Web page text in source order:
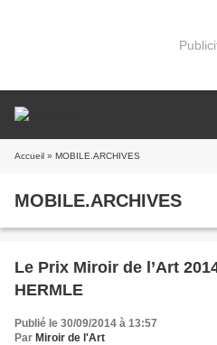
Accueil » MOBILE.ARCHIVES
MOBILE.ARCHIVES
Le Prix Miroir de l’Art
HERMLE
Publié le 30/09/2014 à 13:57
Par Miroir de l'Art